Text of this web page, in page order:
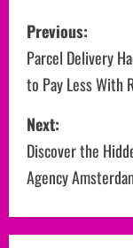
P
o
s
t
n
a
Previous:
Parcel Delivery
to Pay Less With
Next:
Discover the
Agency